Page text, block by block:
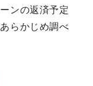
ンの返済予定
らかじめ調べ